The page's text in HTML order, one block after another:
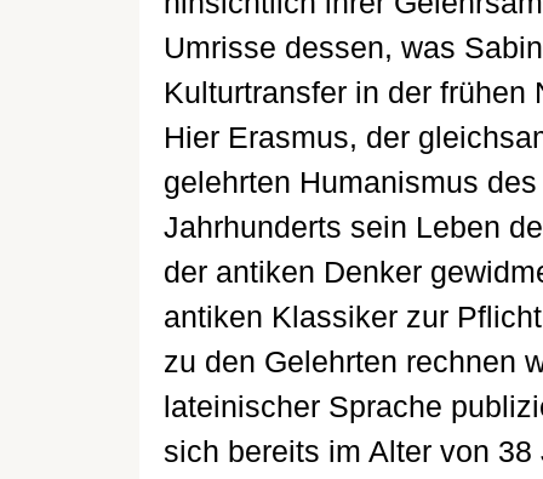
Umrisse dessen, was
Kulturtransfer in der
Hier Erasmus, der
gelehrten Humanismus
Jahrhunderts sein Leben
der antiken Denker
antiken Klassiker zur
zu den Gelehrten rechnen
lateinischer Sprache
sich bereits im Alter von